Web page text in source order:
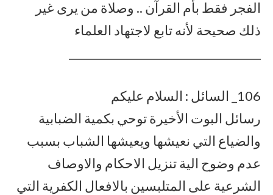
الفجر فقط بأم القرآن .. وصلاة من يرى غير
ذلك صحيحة لأنه تابع لاجتهاد العلماء
106_ السائل : السلام عليكم
رسائل البوت الأخيرة توحي بكمية الضبابية
والضياع التي نعيشها ويعيشها الشباب بسبب
عدم وضوح الية تنزيل الاحكام والاوصاف
الشرعية على المتلبسين بالافعال الكفرية التي